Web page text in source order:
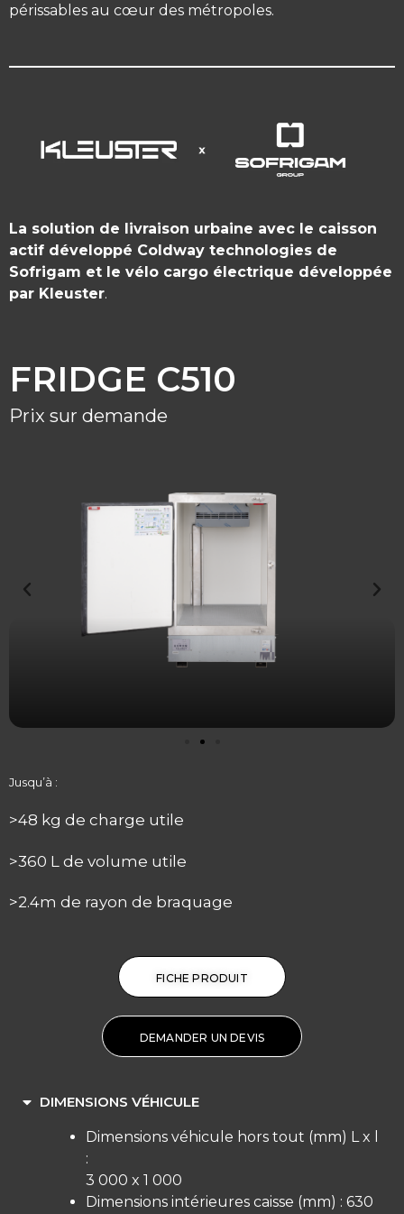
périssables au cœur des métropoles.
La solution de livraison urbaine avec le caisson
actif développé Coldway technologies de
Sofrigam et le vélo cargo électrique développée
par Kleuster.
FRIDGE C510
Prix sur demande
Jusqu’à :
>48 kg de charge utile
>360 L de volume utile
>2.4m de rayon de braquage
FICHE PRODUIT
DEMANDER UN DEVIS
DIMENSIONS VÉHICULE
Dimensions véhicule hors tout (mm) L x l
:
3 000 x 1 000
Dimensions intérieures caisse (mm) : 630